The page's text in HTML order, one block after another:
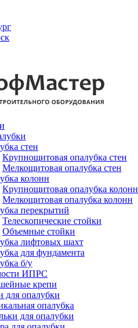
стен
Крупнощитовая опалубка стен
Мелкощитовая опалубка стен
колонн
Крупнощитовая опалубка колонн
Мелкощитовая опалубка колонн
перекрытий
Телескопические стойки
Объемные стойки
лифтовых шахт
для фундамента
б/у
ИПРС
крепи
для опалубки
опалубка
для опалубки